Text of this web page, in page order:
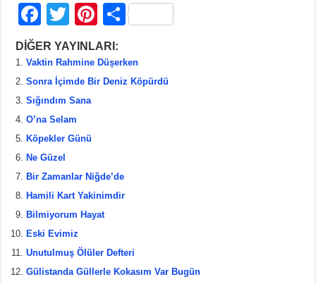
F
a
c
e
b
o
o
k
T
wi
tt
er
Pi
nt
er
e
S
ar
e
DİĞER YAYINLARI:
Vaktin Rahmine Düşerken
Sonra İçimde Bir Deniz Köpürdü
Sığındım Sana
O’na Selam
Köpekler Günü
Ne Güzel
Bir Zamanlar Niğde’de
Hamili Kart Yakinimdir
Bilmiyorum Hayat
Eski Evimiz
Unutulmuş Ölüler Defteri
Gülistanda Güllerle Kokasım Var Bugün